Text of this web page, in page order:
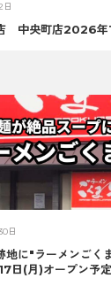
店 中央町店2026
日
地に"ラーメンごく
日(月)オープン予定